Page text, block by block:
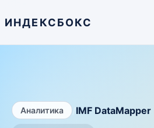
ИНДЕКСБОКС
Аналитика IMF DataMapper